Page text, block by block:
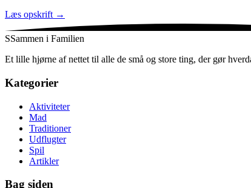
Læs opskrift →
SSammen i Familien
Et lille hjørne af nettet til alle de små og store ting, der gør
Kategorier
Aktiviteter
Mad
Traditioner
Udflugter
Spil
Artikler
Bag siden